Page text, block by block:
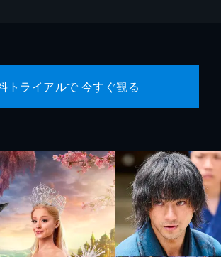
トライアルで 今すぐ観る